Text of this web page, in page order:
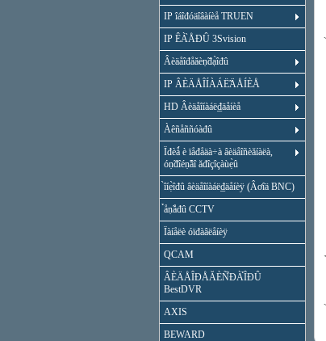
IP îáîđóäîâàíèå TRUEN
IP ÊÀ̀ÅĐÛ 3Svision
Âèäåîđåăèṇ̃đạ̀îđû
IP ÂÈÄÅÎÍÀÁË̃ÄÅÍÈÅ
HD Âèäåîíàáë₫äåíèå
Àêñåññóàđû
Ïđèǻ è ïåđåäà÷à âèäåîñèăíàëà,
óṇ̃đîéṇ̃âî ăđîçîçàùẹ̀û
̀îíẹ̀îđû âèäåîíàáë₫äåíèÿ (Âơîä BNC)
̉åṇ̃åđû CCTV
Ïàíåëè óïđàâëåíèÿ
QCAM
ÂÈÄÅÎĐÅĂÈÑ̉ĐÀ̉ÎĐÛ
BestDVR
AXIS
BEWARD